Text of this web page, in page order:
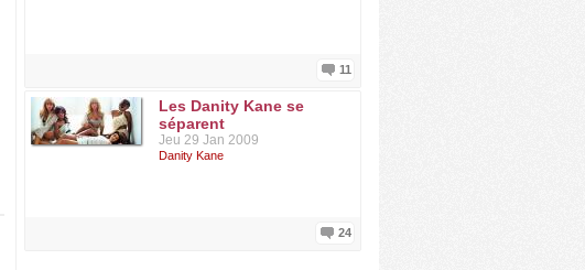
11
Les Danity Kane se
séparent
Jeu 29 Jan 2009
Danity Kane
24